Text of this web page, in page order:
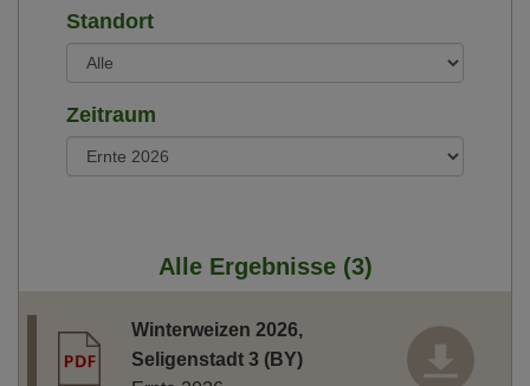
Standort
Zeitraum
Alle Ergebnisse (3)
Winterweizen 2026,
Seligenstadt 3 (BY)